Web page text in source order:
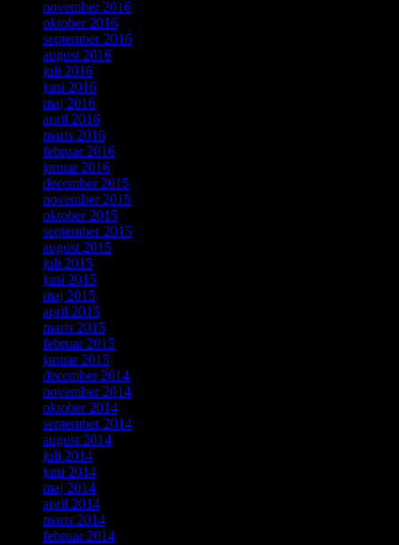
november 2016
oktober 2016
september 2016
august 2016
juli 2016
juni 2016
maj 2016
april 2016
marts 2016
februar 2016
januar 2016
december 2015
november 2015
oktober 2015
september 2015
august 2015
juli 2015
juni 2015
maj 2015
april 2015
marts 2015
februar 2015
januar 2015
december 2014
november 2014
oktober 2014
september 2014
august 2014
juli 2014
juni 2014
maj 2014
april 2014
marts 2014
februar 2014